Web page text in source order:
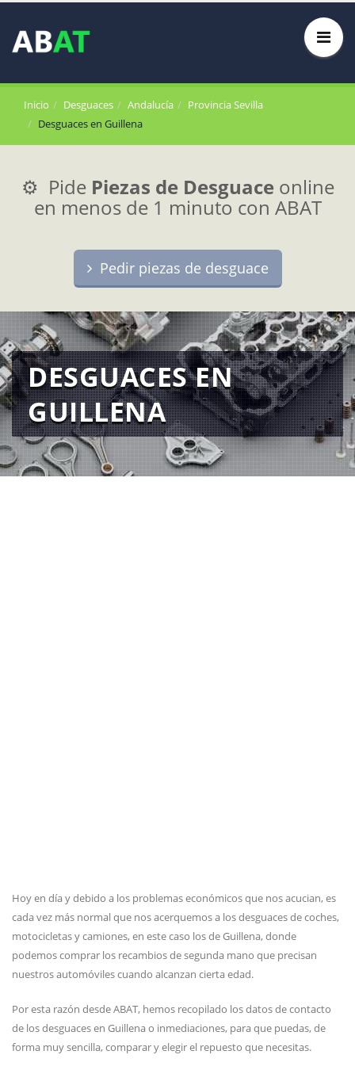
Inicio Desguaces Andalucía
Provincia Sevilla
Desguaces en Guillena
⚙️ Pide Piezas de Desguace online
en menos de 1 minuto con ABAT
Pedir piezas de desguace
DESGUACES EN
GUILLENA
Hoy en día y debido a los problemas económicos que nos acucian, es
cada vez más normal que nos acerquemos a los desguaces de coches,
motocicletas y camiones, en este caso los de Guillena, donde
podemos comprar los recambios de segunda mano que precisan
nuestros automóviles cuando alcanzan cierta edad.
Por esta razón desde ABAT, hemos recopilado los datos de contacto
de los desguaces en Guillena o inmediaciones, para que puedas, de
forma muy sencilla, comparar y elegir el repuesto que necesitas.